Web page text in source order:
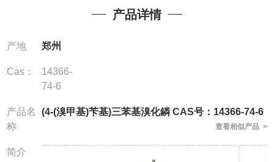
产品详情
产地 郑州
Cas：
14366-
74-6
产品名
称
(4-(溴甲基)苄基)三苯基溴化鏻 CAS号：14366-74-6
查看相似产品 >
简介